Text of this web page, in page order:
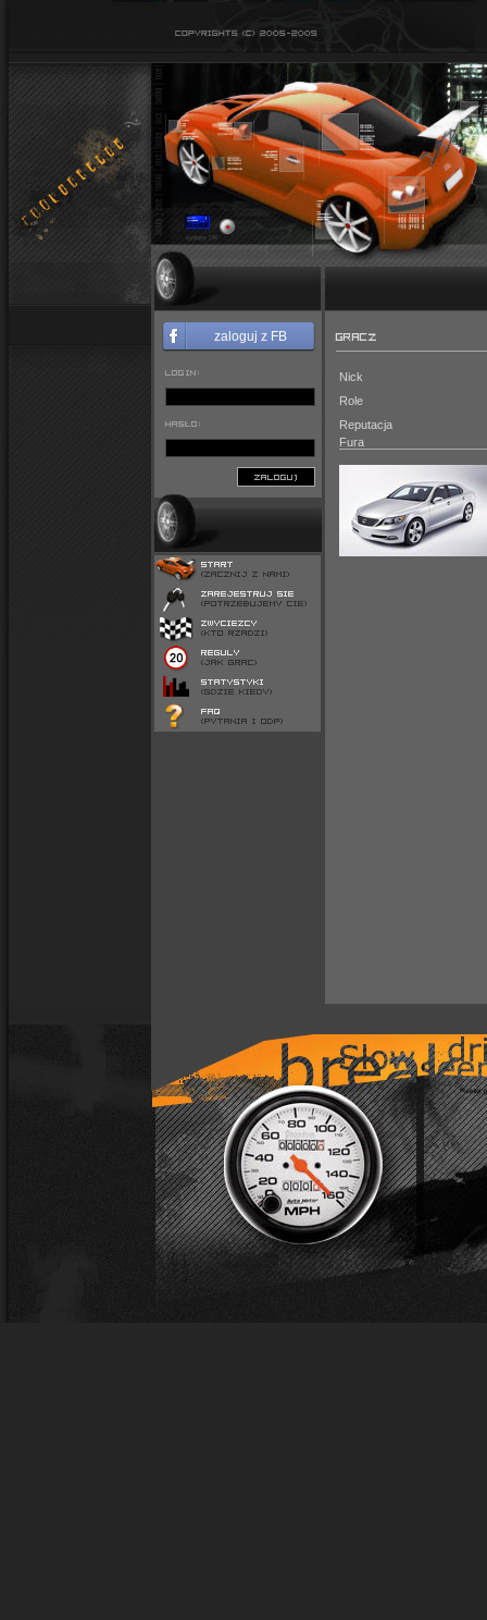
zaloguj z FB
LOGIN:
HASŁO:
ZALOGUJ
GRACZ
Nick
Role
Reputacja
Fura